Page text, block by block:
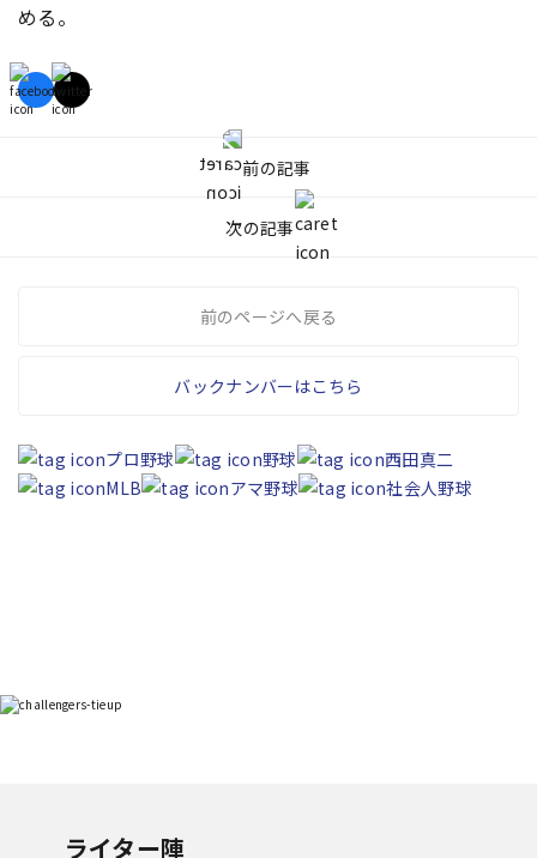
める。
前の記事
次の記事
前のページへ戻る
バックナンバーはこちら
プロ野球 野球
西田真二
MLB
アマ野球 社会人野球
ライター陣